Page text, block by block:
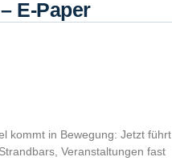
E-Paper
kommt in Bewegung: Jetzt führt
Veranstaltungen fast